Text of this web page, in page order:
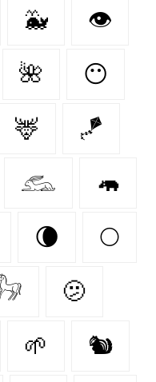
🐳 👁️
🌺 😶
🦌 🪁
𓃹 🦛
🌘 🌕
🫤
🌱 🐿